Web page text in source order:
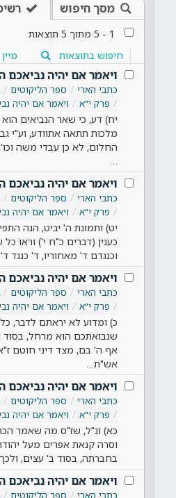
מסך חיפוש
1
-
5 מתוך 5 תוצאות
חיפוש בתוצאות
ויאמר אם יהיה נביאכם
כתבי הארי ספר הליקוטים
פרק י"א
ויאמר אם יהיה
יח) דע, כי שאר הנביאים הוא
מלכות תתאה אתוודע, וע"י
החלום, לא כן עבדי משה
…
ויאמר אם יהיה נביאכם
כתבי הארי ספר הליקוטים
פרק י"א
ויאמר אם יהיה
יט) ותמונת ה' יביט, הנה
כענין (דברים כ"ח י') וראו כל
וכנגדם ד' מאחוריו, ד' כנגד
ויאמר אם יהיה נביאכם
כתבי הארי ספר הליקוטים
פרק י"א
ויאמר אם יהיה
כ) ומדוע לא יראתם לדבר,
שנבואתכם הוא מרחל, בסוד
אף ה' בם, מצד דיני חוטם ז"א,
אש"ת…
ויאמר אם יהיה נביאכם
כתבי הארי ספר הליקוטים
פרק י"א
ויאמר אם יהיה
כא) ונ"ל, שז"ס מה שאמר
וסרה קנאת אפרים מעל
בחברתה, בסוד ב' עצים,
ויאמר אם יהיה נביאכם
כתבי הארי ספר הליקוטים